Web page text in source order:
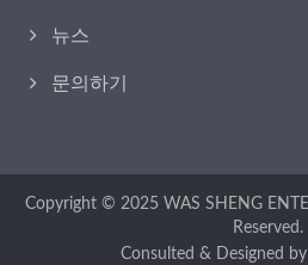
뉴스
문의하기
Copyright © 2025 WAS SHENG
Reserved.
Consulted & Designed by